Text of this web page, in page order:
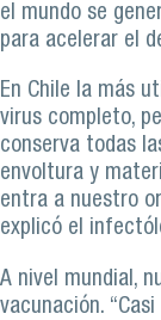
el mundo se
para acelerar el
En Chile la más
virus completo,
conserva todas
envoltura y
entra a nuestro
explicó el
A nivel mundial,
vacunación.